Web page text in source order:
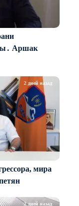
Аршак
мира
2 дней назад
2 дней назад